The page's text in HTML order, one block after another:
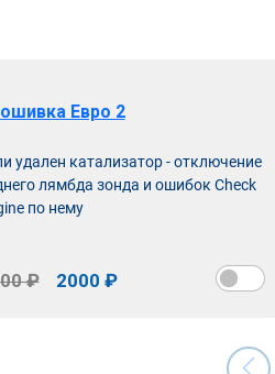
Евро 2
удален катализатор - отключение
лямбда зонда и ошибок Check
по нему
₽ 2000 ₽